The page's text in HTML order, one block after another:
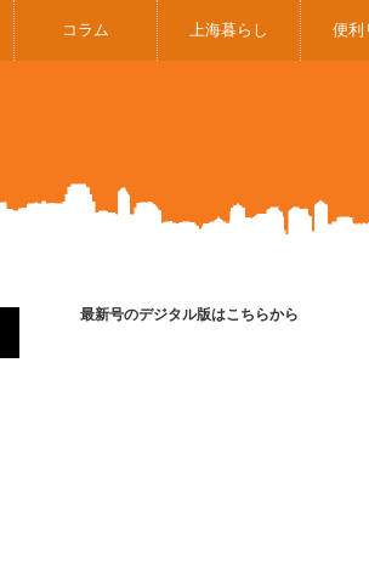
コラム 上海暮らし 便利
最新号のデジタル版はこちらから